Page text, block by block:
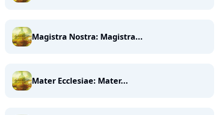
Magistra Nostra: Magistra...
Mater Ecclesiae: Mater...